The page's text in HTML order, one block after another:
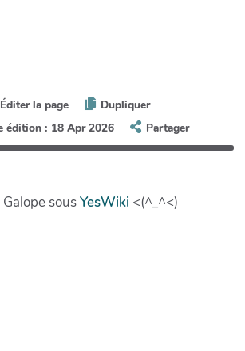
Éditer la page
Dupliquer
édition : 18 Apr 2026
Partager
sousYesWiki <(^_^<)